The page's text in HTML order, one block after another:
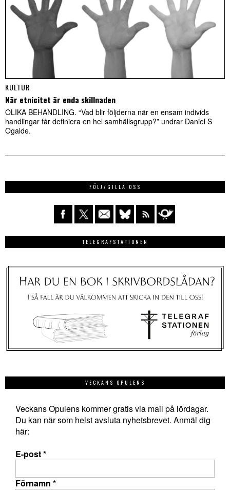
KULTUR
När etnicitet är enda skillnaden
OLIKA BEHANDLING. “Vad blir följderna när en ensam individs
handlingar får definiera en hel samhällsgrupp?” undrar Daniel S
Ogalde.
FÖLJ/GILLA OSS
TELEGRAFSTATIONEN
VECKANS OPULENS
Veckans Opulens kommer gratis via mail på lördagar.
Du kan när som helst avsluta nyhetsbrevet. Anmäl dig
här:
E-post*
Förnamn *